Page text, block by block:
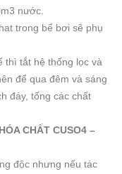
nước.
trong bể bơi sẽ phụ
thì tắt hệ thống lọc và
để qua đêm và sáng
đáy, tống các chất
CHẤT CUSO4 –
độc nhưng nếu tác